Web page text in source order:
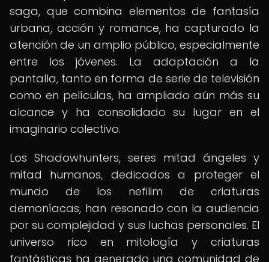
saga, que combina elementos de fantasía
urbana, acción y romance, ha capturado la
atención de un amplio público, especialmente
entre los jóvenes. La adaptación a la
pantalla, tanto en forma de serie de televisión
como en películas, ha ampliado aún más su
alcance y ha consolidado su lugar en el
imaginario colectivo.
Los Shadowhunters, seres mitad ángeles y
mitad humanos, dedicados a proteger el
mundo de los nefilim de criaturas
demoníacas, han resonado con la audiencia
por su complejidad y sus luchas personales. El
universo rico en mitología y criaturas
fantásticas ha generado una comunidad de